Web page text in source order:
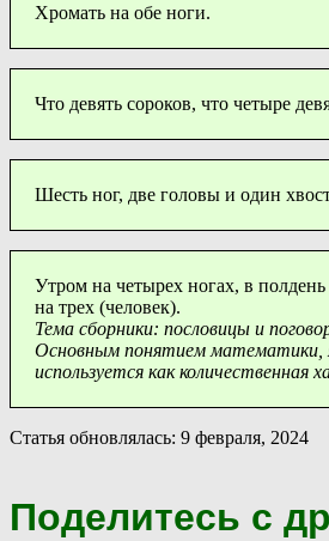
Хромать на обе ноги.
Что девять сороков, что четыре
Шесть ног, две головы и один
Утром на четырех ногах, в
на трех (человек).
Тема сборники: пословицы и
Основным понятием математики,
используется как количественная
Статья обновлялась: 9 февраля, 2024
Поделитесь с